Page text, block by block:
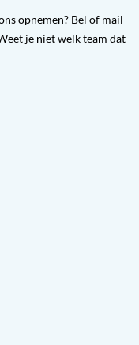
opnemen? Bel of mail
je niet welk team dat